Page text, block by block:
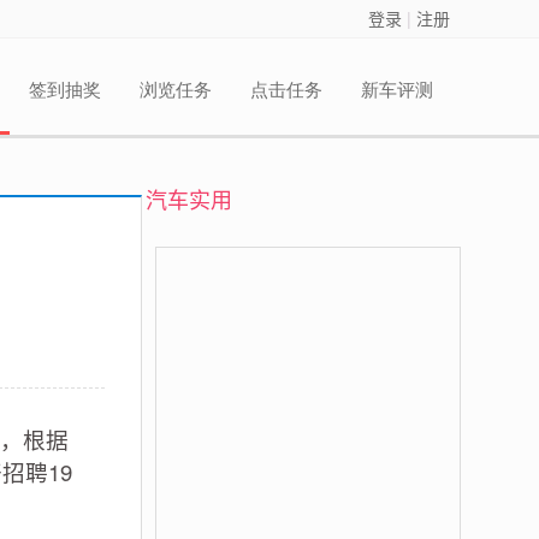
登录 | 注册
签到抽奖 浏览任务 点击任务 新车评测
根据
聘19
汽车实用